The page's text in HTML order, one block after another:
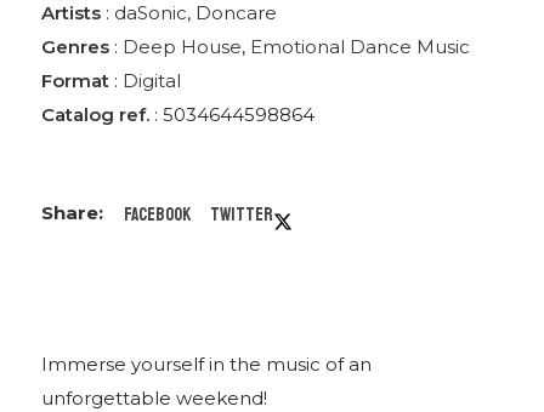
Immerse yourself in the music of an
unforgettable weekend!
Artists : daSonic, Doncare
Genres : Deep House, Emotional Dance Music
Format : Digital
Catalog ref. : 5034644598864
Facebook Twitter